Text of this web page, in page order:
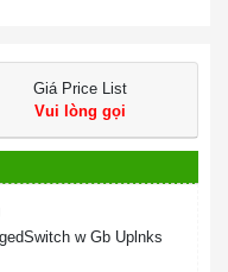
Giá Price List
Vui lòng gọi
w Gb Uplnks